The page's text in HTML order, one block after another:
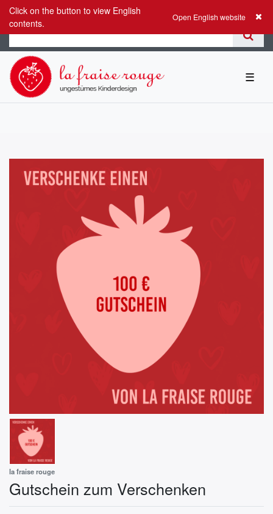
☰
Click on the button to view English
contents.
Open English website
la fraise rouge
Gutschein zum Verschenken